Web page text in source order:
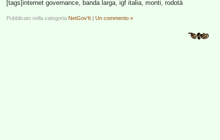
[tags]internet governance, banda larga, igf italia, monti, rodotà
Pubblicato nella categoria NetGov'It | Un commento »